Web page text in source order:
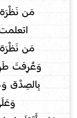
مَن نَظْرَة
مَن نَظْرَة
وَعُرِفتَ
بِالصِدْق